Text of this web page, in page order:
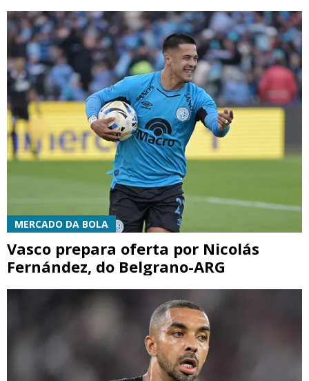
MERCADO DA BOLA
Vasco prepara oferta por Nicolás
Fernández, do Belgrano-ARG